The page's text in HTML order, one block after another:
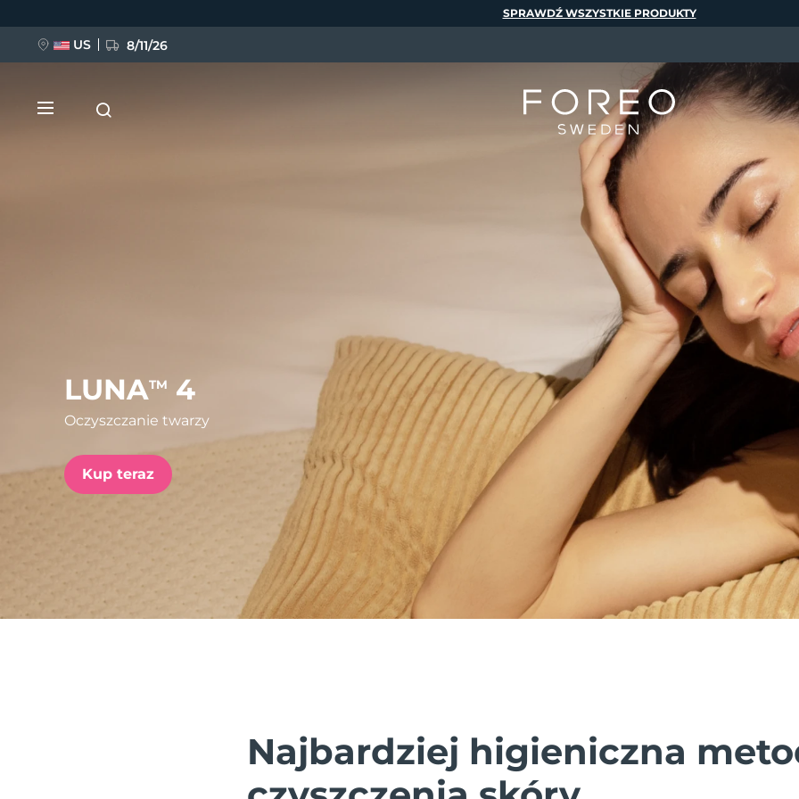
LUNATM 4
Oczyszczanie twarzy
Kup teraz
Najbardziej higieniczna
SPRAWDŹ WSZYSTKIE PRODUKTY
US 8/11/26
issa™ Teeth Whitening Set
FAQ™ Dual LED Panel
POPULARNY